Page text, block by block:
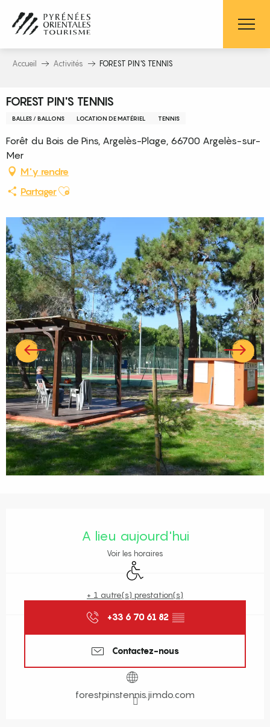
contenu
principal
Accueil Activités FOREST PIN'S TENNIS
FOREST PIN'S TENNIS
BALLES / BALLONS LOCATION DE MATÉRIEL TENNIS
Forêt du Bois de Pins, Argelès-Plage, 66700 Argelès-sur-
Mer
M'y rendre
PartagerAjouter aux favoris
A lieu aujourd'hui
Voir les horaires
Accès handicapés
+ 1 autre(s) prestation(s)
+33 6 70 61 82 ▒▒
Contactez-nous
forestpinstennis.jimdo.com